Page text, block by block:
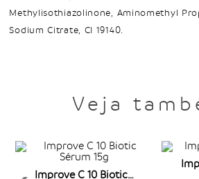
Methylisothiazolinone, Aminomethyl
Sodium Citrate, CI 19140.
Veja
Improve C 10 Biotic Sérum 15g